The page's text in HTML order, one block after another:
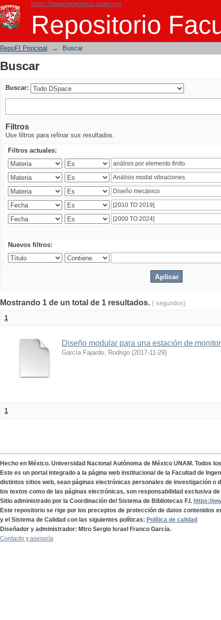
https://www.ingenieria.unam.mx
Repositorio
Buscar
RepoFI Principal → Buscar
Buscar
Buscar:
Filtros
Use filtros para refinar sus resultados.
Filtros actuales:
Nuevos filtros:
Mostrando 1 de un total de 1 resultados. ( segundos)
1
Diseño modular para una estación de
García Fajardo, Rodrigo (2017-11-29)
1
Hecho en México. Universidad Nacional Autónoma de México UNAM. Todos
Este es un portal integrado a la página web institucional de la Facultad de
distintos sitios web, sean páginas electrónicas personales de investigación o
los textos como de las páginas electrónicas, son responsabilidad exclusiva
Sitio administrado por la Coordinación del Sistema de Bibliotecas F.I. https://
Este repositorio se rige por los preceptos de protección de datos contenidos
y el Sistema de Calidad con las siguientes políticas: Política de calidad
Diseñador y administrador: Mtro Sergio Israel Franco García.
Contacto y asesoría